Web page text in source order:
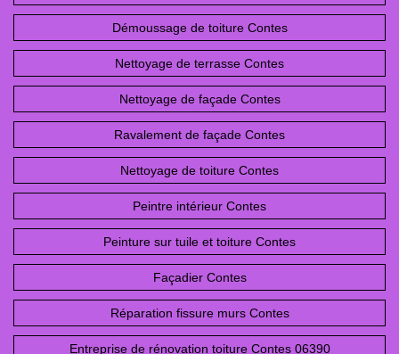
Démoussage de toiture Contes
Nettoyage de terrasse Contes
Nettoyage de façade Contes
Ravalement de façade Contes
Nettoyage de toiture Contes
Peintre intérieur Contes
Peinture sur tuile et toiture Contes
Façadier Contes
Réparation fissure murs Contes
Entreprise de rénovation toiture Contes 06390